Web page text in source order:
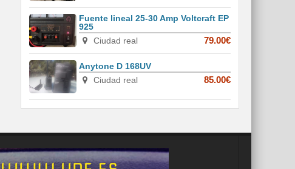
Fuente lineal 25-30 Amp Voltcraft EP
925
Ciudad real
79.00€
Anytone D 168UV
Ciudad real
85.00€